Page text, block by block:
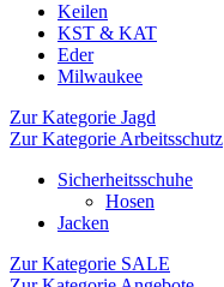
Keilen
KST & KAT
Eder
Milwaukee
Zur Kategorie Jagd
Zur Kategorie Arbeitsschutz
Sicherheitsschuhe
Hosen
Jacken
Zur Kategorie SALE